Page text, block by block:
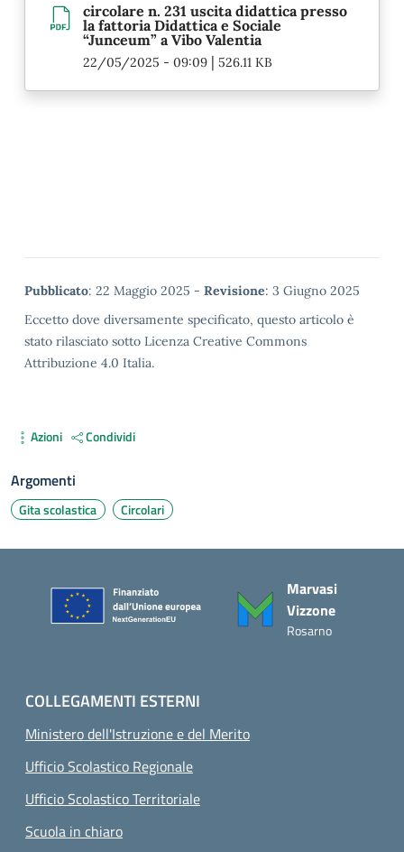
circolare n. 231 uscita didattica presso
la fattoria Didattica e Sociale
“Junceum” a Vibo Valentia
22/05/2025 - 09:09 | 526.11 KB
Metadata
Pubblicato: 22 Maggio 2025 - Revisione: 3 Giugno 2025
Eccetto dove diversamente specificato, questo articolo è
stato rilasciato sotto Licenza Creative Commons
Attribuzione 4.0 Italia.
Azioni Condividi
Argomenti
Gita scolastica Circolari
Marvasi
Vizzone
Rosarno
COLLEGAMENTI ESTERNI
Ministero dell'Istruzione e del Merito
Ufficio Scolastico Regionale
Ufficio Scolastico Territoriale
Scuola in chiaro